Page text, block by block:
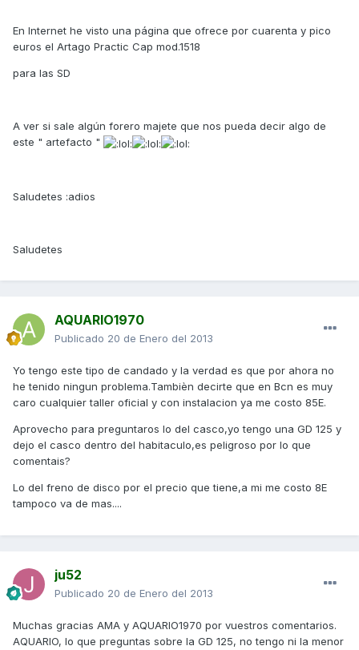
En Internet he visto una página que ofrece por cuarenta y pico
euros el Artago Practic Cap mod.1518
para las SD
A ver si sale algún forero majete que nos pueda decir algo de
este " artefacto "
Saludetes :adios
Saludetes
AQUARIO1970
Publicado 20 de Enero del 2013
Yo tengo este tipo de candado y la verdad es que por ahora no
he tenido ningun problema.Tambièn decirte que en Bcn es muy
caro cualquier taller oficial y con instalacion ya me costo 85E.
Aprovecho para preguntaros lo del casco,yo tengo una GD 125 y
dejo el casco dentro del habitaculo,es peligroso por lo que
comentais?
Lo del freno de disco por el precio que tiene,a mi me costo 8E
tampoco va de mas....
ju52
Publicado 20 de Enero del 2013
Muchas gracias AMA y AQUARIO1970 por vuestros comentarios.
AQUARIO, lo que preguntas sobre la GD 125, no tengo ni la menor